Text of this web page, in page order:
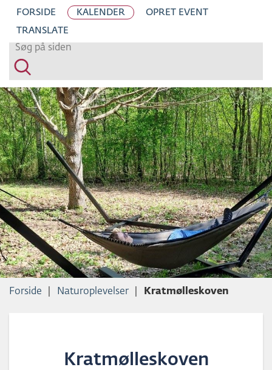
H
O
P
T
I
L
S
I
D
E
N
S
I
N
D
H
O
L
FORSIDE KALENDER
OPRET EVENT
TRANSLATE
Forside Naturoplevelser Kratmølleskoven
Kratmølleskoven